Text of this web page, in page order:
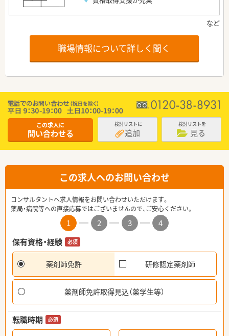
職場情報について詳しく聞く
この求人に
問い合わせる
検討リストに
追加
検討リストを
見る
この求人へのお問い合わせ
コンサルタントへ求人情報をお問い合わせいただけます。
薬局・病院等への直接応募ではございませんので、ご安心ください。
1 2 3
4
保有資格・経験
必須
薬剤師免許 研修認定薬剤師
薬剤師免許取得見込（薬学生等）
転職時期 必須